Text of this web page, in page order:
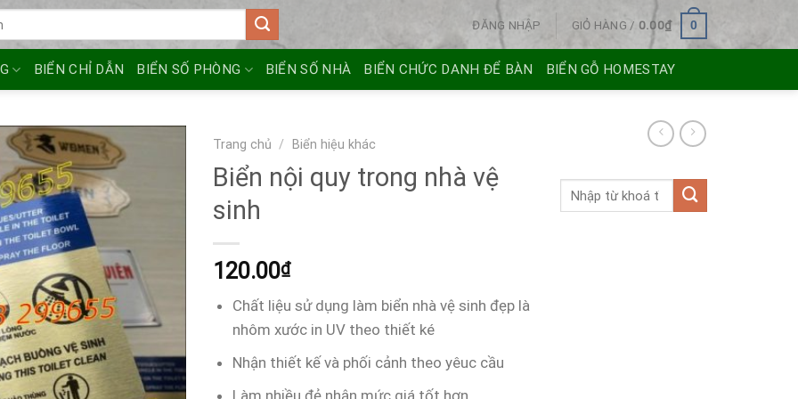
ĐĂNG NHẬP GIỎ HÀNG / 0.00₫ 0
BIỂN CHỈ DẪN BIỂN SỐ PHÒNG BIỂN SỐ NHÀ BIỂN CHỨC DANH ĐỂ BÀN BIỂN GỖ HOMESTAY
Trang chủ / Biển hiệu khác
Biển nội quy trong nhà vệ
sinh
120.00₫
Chất liệu sử dụng làm biển nhà vệ sinh đẹp là
nhôm xước in UV theo thiết ké
Nhận thiết kế và phối cảnh theo yêuc cầu